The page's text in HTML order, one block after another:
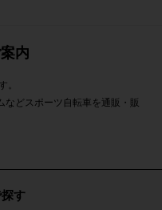
内
。
などスポーツ自転車を通販・販
す